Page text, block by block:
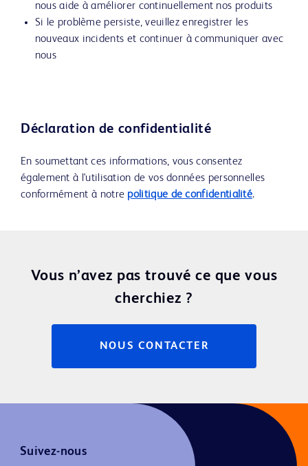
nous aide à améliorer continuellement nos produits
Si le problème persiste, veuillez enregistrer les
nouveaux incidents et continuer à communiquer avec
nous
Déclaration de confidentialité
En soumettant ces informations, vous consentez
également à l'utilisation de vos données personnelles
conformément à notre politique de confidentialité.
Vous n’avez pas trouvé ce que vous
cherchiez ?
NOUS CONTACTER
Suivez-nous